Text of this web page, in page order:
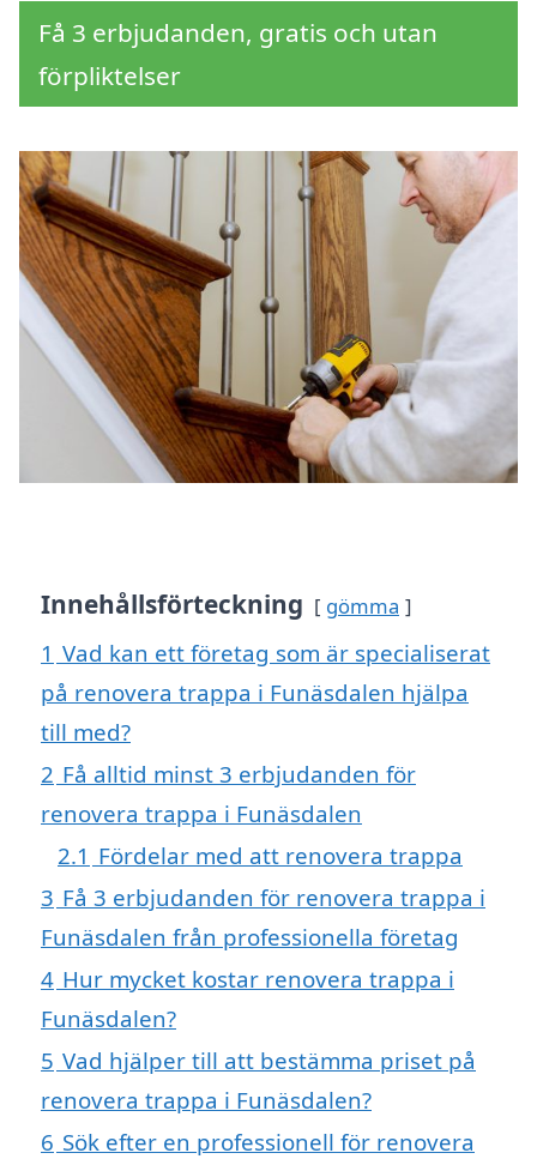
Få 3 erbjudanden, gratis och utan
förpliktelser
Innehållsförteckning gömma
1 Vad kan ett företag som är specialiserat
på renovera trappa i Funäsdalen hjälpa
till med?
2 Få alltid minst 3 erbjudanden för
renovera trappa i Funäsdalen
2.1 Fördelar med att renovera trappa
3 Få 3 erbjudanden för renovera trappa i
Funäsdalen från professionella företag
4 Hur mycket kostar renovera trappa i
Funäsdalen?
5 Vad hjälper till att bestämma priset på
renovera trappa i Funäsdalen?
6 Sök efter en professionell för renovera